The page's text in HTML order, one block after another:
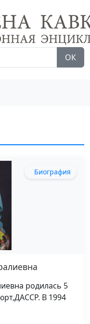
ОК
Биография
родилась 5
В 1994